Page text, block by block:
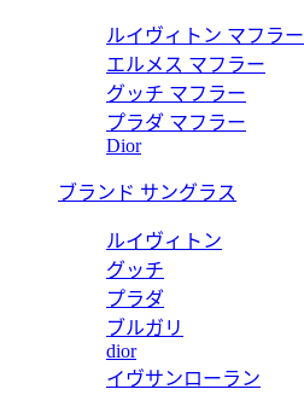
ルイヴィトン マフラー
エルメス マフラー
グッチ マフラー
プラダ マフラー
Dior
ブランド サングラス
ルイヴィトン
グッチ
プラダ
ブルガリ
dior
イヴサンローラン